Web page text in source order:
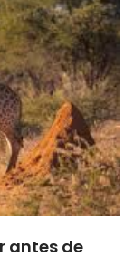
antes de